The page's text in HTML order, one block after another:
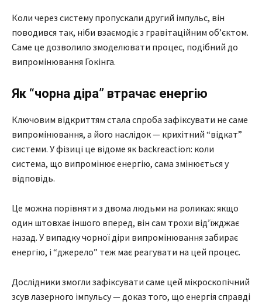
Коли через систему пропускали другий імпульс, він
поводився так, ніби взаємодіє з гравітаційним об’єктом.
Саме це дозволило змоделювати процес, подібний до
випромінювання Гокінга.
Як “чорна діра” втрачає енергію
Ключовим відкриттям стала спроба зафіксувати не саме
випромінювання, а його наслідок — крихітний “відкат”
системи. У фізиці це відоме як backreaction: коли
система, що випромінює енергію, сама змінюється у
відповідь.
Це можна порівняти з двома людьми на роликах: якщо
один штовхає іншого вперед, він сам трохи від’їжджає
назад. У випадку чорної діри випромінювання забирає
енергію, і “джерело” теж має реагувати на цей процес.
Дослідники змогли зафіксувати саме цей мікроскопічний
зсув лазерного імпульсу — доказ того, що енергія справді